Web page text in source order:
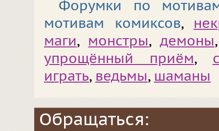
Форумки по
мотивам комиксов,
маги, монстры, демоны
упрощённый приём,
играть, ведьмы, шаманы
Обращаться: